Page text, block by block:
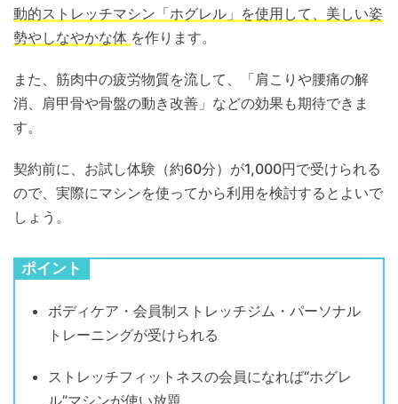
動的ストレッチマシン「ホグレル」を使用して、美しい姿
勢やしなやかな体 を作ります。
また、筋肉中の疲労物質を流して、「肩こりや腰痛の解
消、肩甲骨や骨盤の動き改善」などの効果も期待できま
す。
契約前に、お試し体験（約60分）が1,000円で受けられる
ので、実際にマシンを使ってから利用を検討するとよいで
しょう。
ポイント
ボディケア・会員制ストレッチジム・パーソナル
トレーニングが受けられる
ストレッチフィットネスの会員になれば“ホグレ